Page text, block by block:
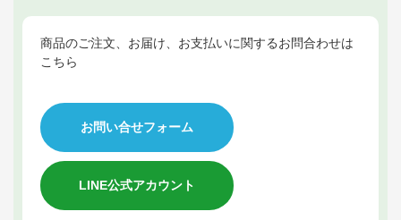
商品のご注文、お届け、お支払いに関するお問合わせは
こちら
お問い合せフォーム
LINE公式アカウント